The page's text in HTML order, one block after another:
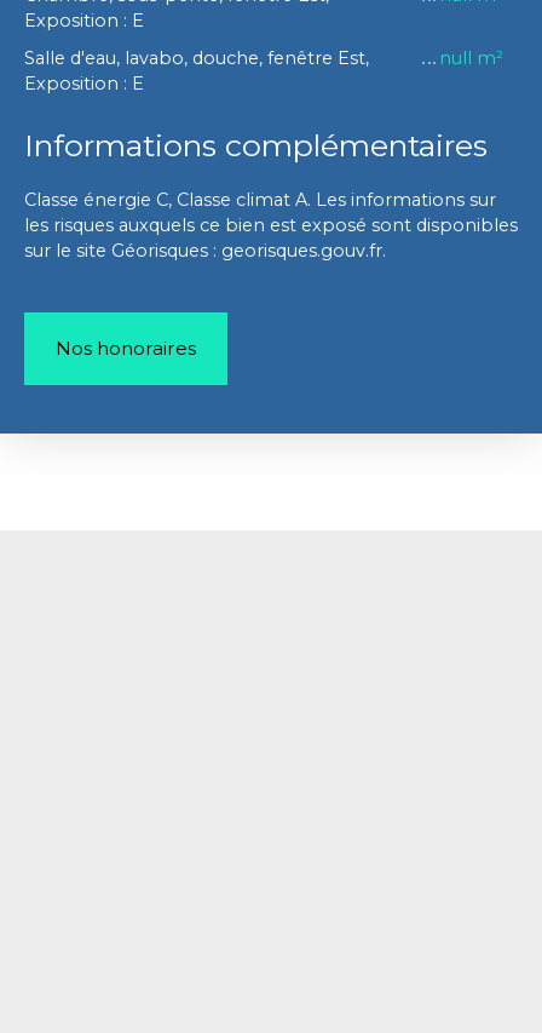
Exposition : E
Salle d'eau, lavabo, douche, fenêtre Est,
Exposition : E
null m²
Informations complémentaires
Classe énergie C, Classe climat A. Les informations sur
les risques auxquels ce bien est exposé sont disponibles
sur le site Géorisques : georisques.gouv.fr.
Nos honoraires